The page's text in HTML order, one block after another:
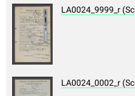
LA0024_9999_r
LA0024_0002_r